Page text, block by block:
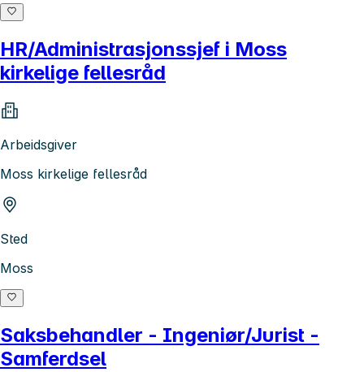
HR/Administrasjonssjef i Moss
kirkelige fellesråd
Arbeidsgiver
Moss kirkelige fellesråd
Sted
Moss
Saksbehandler - Ingeniør/Jurist -
Samferdsel